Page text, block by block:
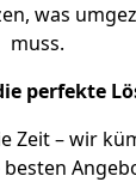
was
muss.
perfekte
Zeit – wir